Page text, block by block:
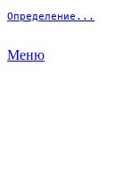
Определение...
Меню